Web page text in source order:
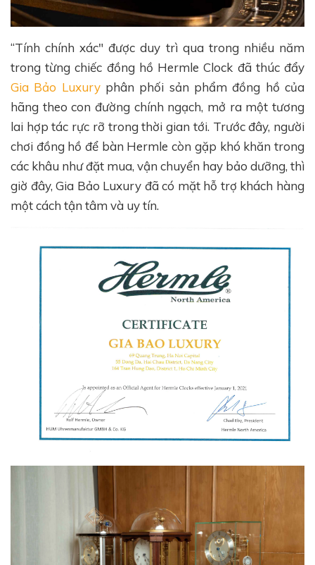
“Tính chính xác" được duy trì qua trong nhiều năm
trong từng chiếc đồng hồ Hermle Clock đã thúc đẩy
Gia Bảo Luxuryphân phối sản phẩm đồng hồ của
hãng theo con đường chính ngạch, mở ra một tương
lai hợp tác rực rỡ trong thời gian tới. Trước đây, người
chơi đồng hồ để bàn Hermle còn gặp khó khăn trong
các khâu như đặt mua, vận chuyển hay bảo dưỡng, thì
giờ đây, Gia Bảo Luxury đã có mặt hỗ trợ khách hàng
một cách tận tâm và uy tín.